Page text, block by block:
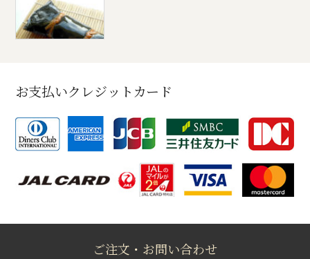
お支払いクレジットカード
ご注文・お問い合わせ